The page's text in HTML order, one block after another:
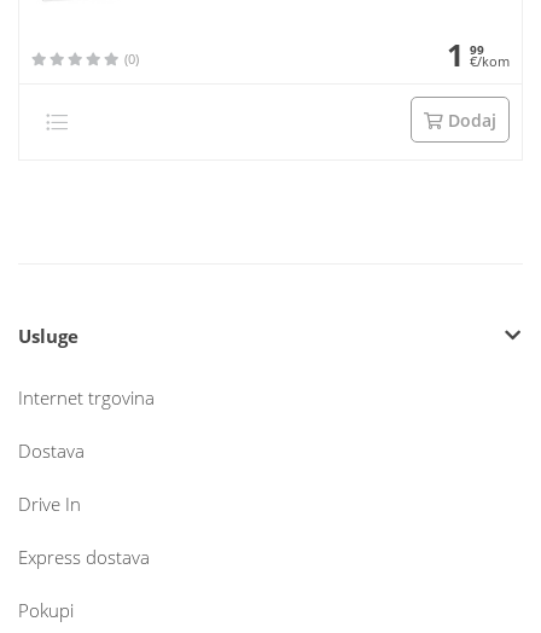
(0) 1 99
€/kom
Dodaj
Usluge
Internet trgovina
Dostava
Drive In
Express dostava
Pokupi